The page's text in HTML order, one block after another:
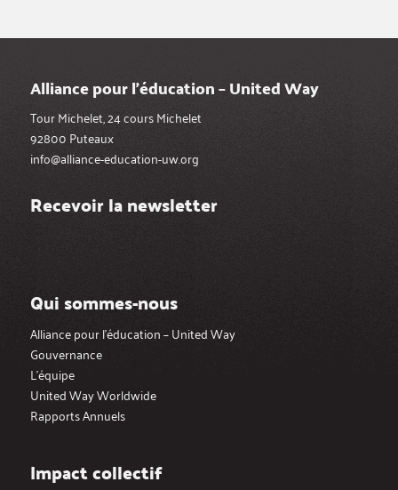
Alliance pour l’éducation – United Way
Tour Michelet, 24 cours Michelet
92800 Puteaux
info@alliance-education-uw.org
Recevoir la newsletter
Qui sommes-nous
Alliance pour l’éducation – United Way
Gouvernance
L’équipe
United Way Worldwide
Rapports Annuels
Impact collectif